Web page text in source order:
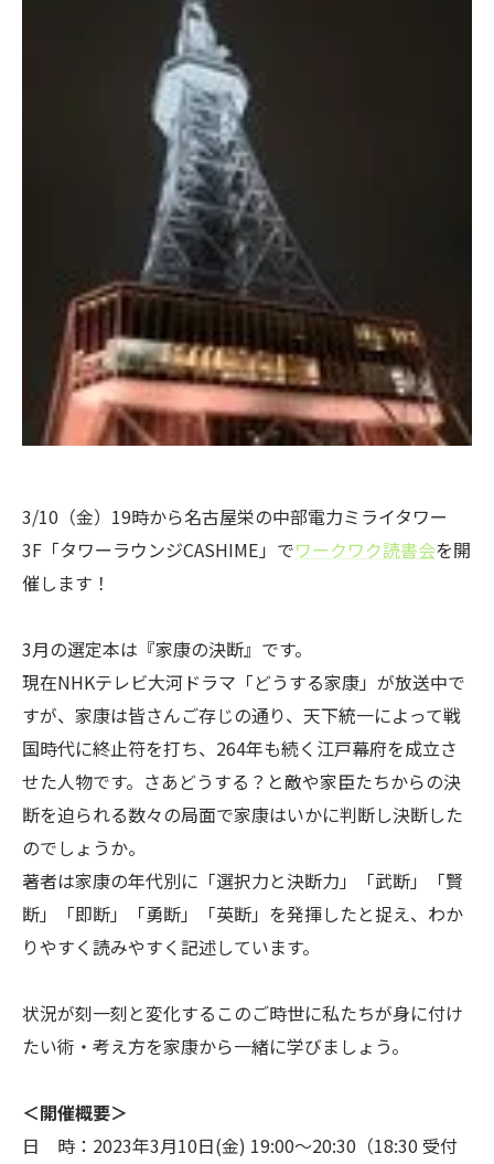
3/10（金）19時から名古屋栄の中部電力ミライタワー
3F「タワーラウンジCASHIME」でワークワク読書会を開
催します！
3月の選定本は『家康の決断』です。
現在NHKテレビ大河ドラマ「どうする家康」が放送中で
すが、家康は皆さんご存じの通り、天下統一によって戦
国時代に終止符を打ち、264年も続く江戸幕府を成立さ
せた人物です。さあどうする？と敵や家臣たちからの決
断を迫られる数々の局面で家康はいかに判断し決断した
のでしょうか。
著者は家康の年代別に「選択力と決断力」「武断」「賢
断」「即断」「勇断」「英断」を発揮したと捉え、わか
りやすく読みやすく記述しています。
状況が刻一刻と変化するこのご時世に私たちが身に付け
たい術・考え方を家康から一緒に学びましょう。
＜開催概要＞
日 時：2023年3月10日(金) 19:00～20:30（18:30 受付